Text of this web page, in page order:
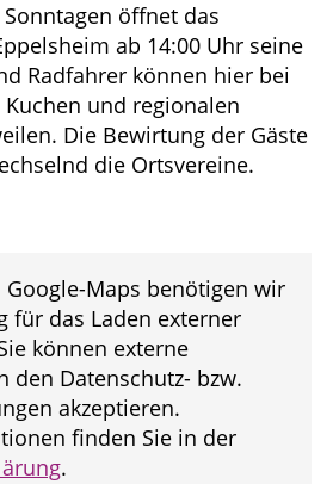
öffnet das
ab 14:00 Uhr seine
Radfahrer können hier bei
und regionalen
Die Bewirtung der Gäste
die Ortsvereine.
Google-Maps benötigen wir
für das Laden externer
können externe
den Datenschutz- bzw.
akzeptieren.
finden Sie in der
.